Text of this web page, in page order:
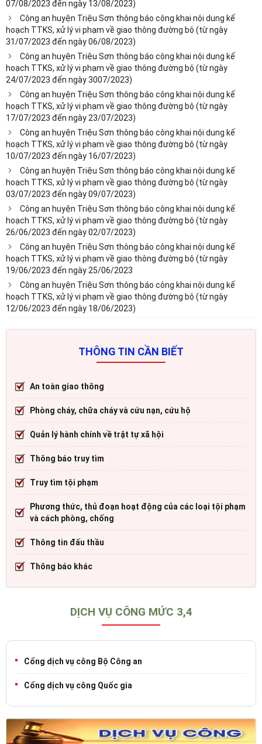
07/08/2023 đến ngày 13/08/2023)
Công an huyện Triệu Sơn thông báo công khai nội dung kế
hoạch TTKS, xử lý vi phạm về giao thông đường bộ (từ ngày
31/07/2023 đến ngày 06/08/2023)
Công an huyện Triệu Sơn thông báo công khai nội dung kế
hoạch TTKS, xử lý vi phạm về giao thông đường bộ (từ ngày
24/07/2023 đến ngày 3007/2023)
Công an huyện Triệu Sơn thông báo công khai nội dung kế
hoạch TTKS, xử lý vi phạm về giao thông đường bộ (từ ngày
17/07/2023 đến ngày 23/07/2023)
Công an huyện Triệu Sơn thông báo công khai nội dung kế
hoạch TTKS, xử lý vi phạm về giao thông đường bộ (từ ngày
10/07/2023 đến ngày 16/07/2023)
Công an huyện Triệu Sơn thông báo công khai nội dung kế
hoạch TTKS, xử lý vi phạm về giao thông đường bộ (từ ngày
03/07/2023 đến ngày 09/07/2023)
Công an huyện Triệu Sơn thông báo công khai nội dung kế
hoạch TTKS, xử lý vi phạm về giao thông đường bộ (từ ngày
26/06/2023 đến ngày 02/07/2023)
Công an huyện Triệu Sơn thông báo công khai nội dung kế
hoạch TTKS, xử lý vi phạm về giao thông đường bộ (từ ngày
19/06/2023 đến ngày 25/06/2023
Công an huyện Triệu Sơn thông báo công khai nội dung kế
hoạch TTKS, xử lý vi phạm về giao thông đường bộ (từ ngày
12/06/2023 đến ngày 18/06/2023)
THÔNG TIN CẦN BIẾT
An toàn giao thông
Phòng cháy, chữa cháy và cứu nạn, cứu hộ
Quản lý hành chính về trật tự xã hội
Thông báo truy tìm
Truy tìm tội phạm
Phương thức, thủ đoạn hoạt động của các loại tội phạm
và cách phòng, chống
Thông tin đấu thầu
Thông báo khác
DỊCH VỤ CÔNG MỨC 3,4
Cổng dịch vụ công Bộ Công an
Cổng dịch vụ công Quốc gia